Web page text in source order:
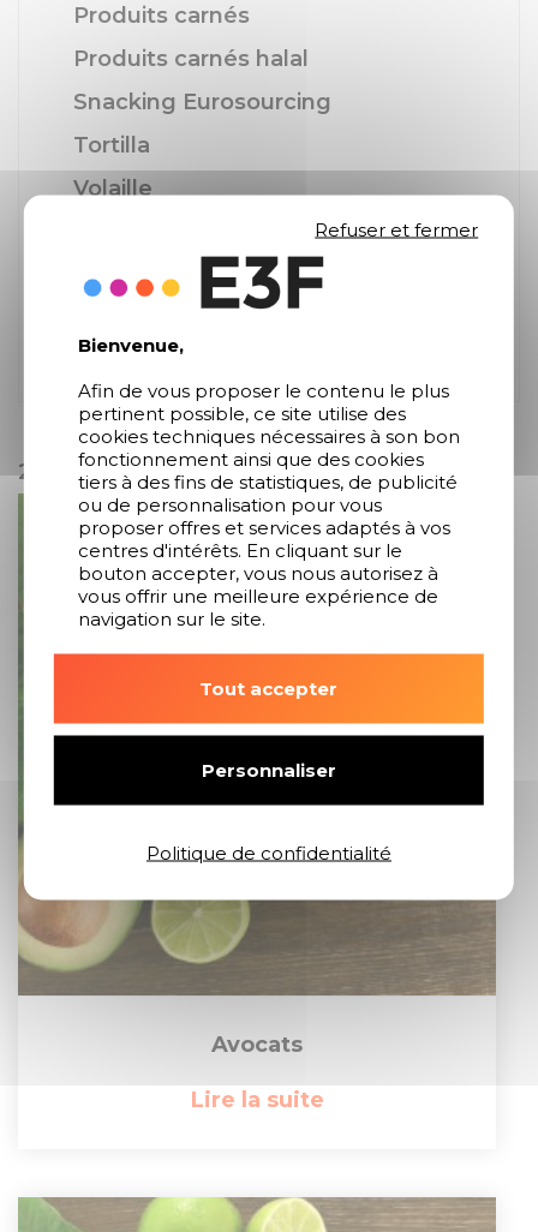
Produits carnés
Produits carnés halal
Snacking Eurosourcing
Tortilla
Volaille
Frites Street Gourmet
Snacking Eurofroid
Légumes en conserve
2 résultats affichés
Avocats
Lire la suite
Bienvenue,
Afin de vous proposer le contenu le plus
pertinent possible, ce site utilise des
cookies techniques nécessaires à son bon
fonctionnement ainsi que des cookies
tiers à des fins de statistiques, de publicité
ou de personnalisation pour vous
proposer offres et services adaptés à vos
centres d'intérêts. En cliquant sur le
bouton accepter, vous nous autorisez à
vous offrir une meilleure expérience de
navigation sur le site.
Tout accepter
Refuser et fermer
Personnaliser
Politique de confidentialité